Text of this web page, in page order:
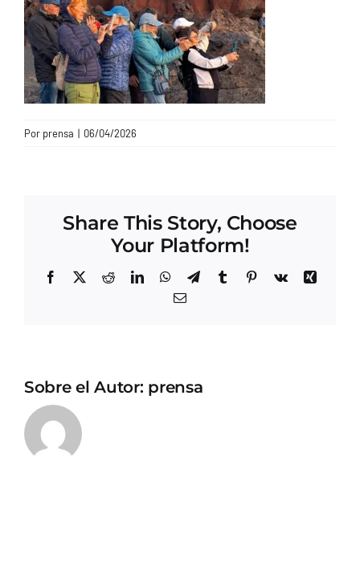
Por prensa | 06/04/2026
Share This Story, Choose
Your Platform!
Facebook
X RedditLinkedInWhatsApp
TelegramTumblrPinterest
Vk
Xing
Correo
Sobre el Autor: prensa